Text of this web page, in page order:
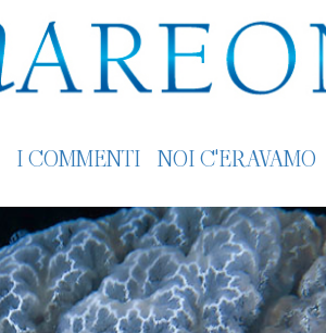
I COMMENTI NOI C'ERAVAMO